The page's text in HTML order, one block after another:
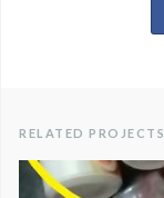
RELATED PROJECTS